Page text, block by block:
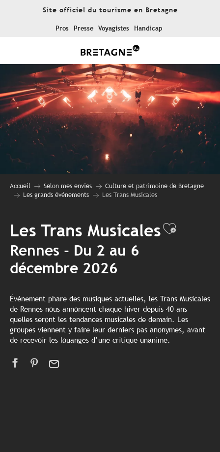
Site officiel du tourisme en Bretagne
Pros Presse Voyagistes Handicap
Accueil Selon mes envies
Culture et patrimoine de Bretagne
Les grands événements
Les Trans Musicales
Les Trans Musicales
Rennes - Du 2 au 6
décembre 2026
Événement phare des musiques actuelles, les Trans Musicales
de Rennes nous annoncent chaque hiver depuis 40 ans
quelles seront les tendances musicales de demain. Les
groupes viennent y faire leur derniers pas anonymes, avant
de recevoir les louanges d’une critique unanime.